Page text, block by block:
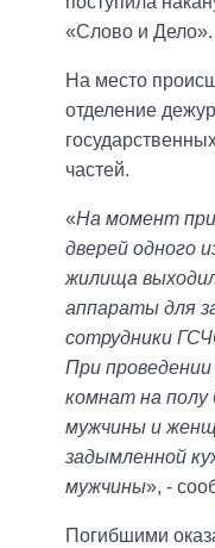
«Слово и Дело».
На место
отделение
частей.
«На момент
дверей одного
жилища
аппараты для
сотрудники
При проведении
комнат на
мужчины и
задымленной
мужчины», -
Погибшими